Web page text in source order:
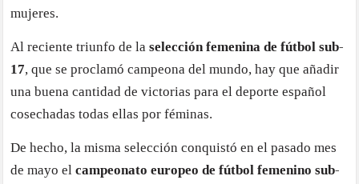
mujeres.
Al reciente triunfo de laselección femenina de fútbol sub-
17, que se proclamó campeona del mundo, hay que añadir
una buena cantidad de victorias para el deporte español
cosechadas todas ellas por féminas.
De hecho, la misma selección conquistó en el pasado mes
de mayo elcampeonato europeo de fútbol femenino sub-